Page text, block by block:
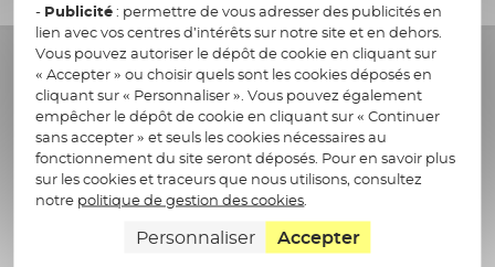
Notre engagement pour un
numérique responsable
La protection de l’environnement, avec la
réduction de l’impact que nous pouvons avoir
vis-à-vis de la société, est un engagement au
- Publicité: permettre de vous adresser des publicités en
lien avec vos centres d’intérêts sur notre site et en dehors.
Vous pouvez autoriser le dépôt de cookie en cliquant sur
« Accepter » ou choisir quels sont les cookies déposés en
cliquant sur « Personnaliser ». Vous pouvez également
empêcher le dépôt de cookie en cliquant sur « Continuer
sans accepter » et seuls les cookies nécessaires au
fonctionnement du site seront déposés. Pour en savoir plus
sur les cookies et traceurs que nous utilisons, consultez
notre politique de gestion des cookies
Personnaliser Accepter